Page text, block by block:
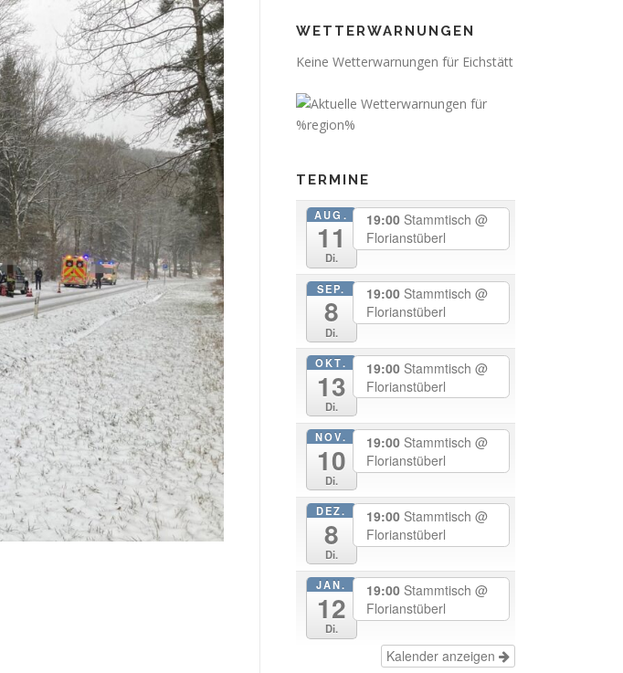
WETTERWARNUNGEN
Keine Wetterwarnungen für Eichstätt
TERMINE
AUG.
11
Di.
19:00 Stammtisch @
Florianstüberl
SEP.
8
Di.
19:00 Stammtisch @
Florianstüberl
OKT.
13
Di.
19:00 Stammtisch @
Florianstüberl
NOV.
10
Di.
19:00 Stammtisch @
Florianstüberl
DEZ.
8
Di.
19:00 Stammtisch @
Florianstüberl
JAN.
12
Di.
19:00 Stammtisch @
Florianstüberl
Kalender anzeigen